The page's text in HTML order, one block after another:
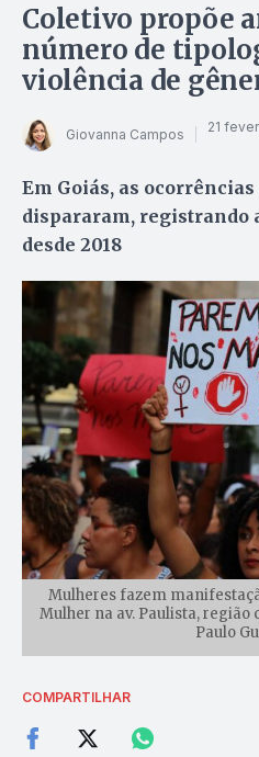
Coletivo propõe
número de
violência de
Giovanna Campos 21
Em Goiás, as
dispararam, registrando
desde 2018
Mulheres fazem
Mulher na av. Paulista, região
Paulo
COMPARTILHAR